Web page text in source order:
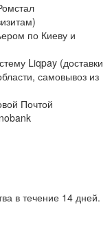
по Киеву и
Liqpay (доставки
самовывоз из
Почтой
в течение 14 дней.